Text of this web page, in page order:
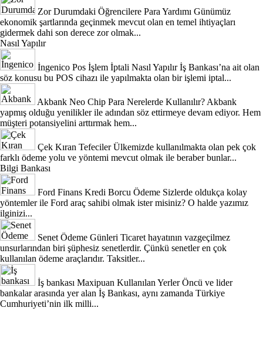
Zor Durumdaki Öğrencilere Para Yardımı Günümüz
ekonomik şartlarında geçinmek mevcut olan en temel ihtiyaçları
gidermek dahi son derece zor olmak...
Nasıl Yapılır
İngenico Pos İşlem İptali Nasıl Yapılır İş Bankası’na ait olan
söz konusu bu POS cihazı ile yapılmakta olan bir işlemi iptal...
Akbank Neo Chip Para Nerelerde Kullanılır? Akbank
yapmış olduğu yenilikler ile adından söz ettirmeye devam ediyor. Hem
müşteri potansiyelini arttırmak hem...
Çek Kıran Tefeciler Ülkemizde kullanılmakta olan pek çok
farklı ödeme yolu ve yöntemi mevcut olmak ile beraber bunlar...
Bilgi Bankası
Ford Finans Kredi Borcu Ödeme Sizlerde oldukça kolay
yöntemler ile Ford araç sahibi olmak ister misiniz? O halde yazımız
ilginizi...
Senet Ödeme Günleri Ticaret hayatının vazgeçilmez
unsurlarından biri şüphesiz senetlerdir. Çünkü senetler en çok
kullanılan ödeme araçlarıdır. Taksitler...
İş bankası Maxipuan Kullanılan Yerler Öncü ve lider
bankalar arasında yer alan İş Bankası, aynı zamanda Türkiye
Cumhuriyeti’nin ilk milli...